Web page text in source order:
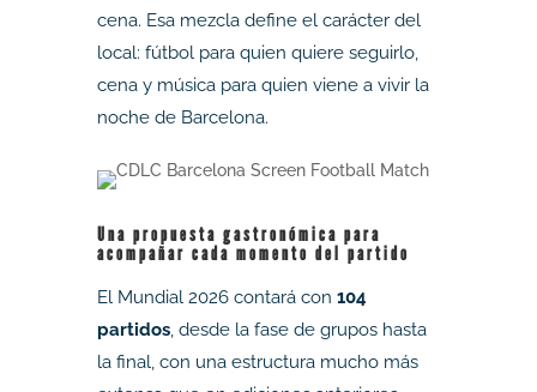
cena. Esa mezcla define el carácter del
local: fútbol para quien quiere seguirlo,
cena y música para quien viene a vivir la
noche de Barcelona.
Una propuesta gastronómica para
acompañar cada momento del partido
El Mundial 2026 contará con 104
partidos, desde la fase de grupos hasta
la final, con una estructura mucho más